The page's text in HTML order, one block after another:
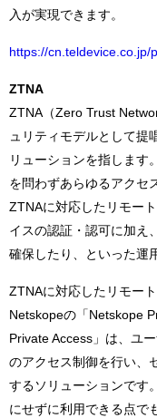
入が実現できます。
https://cn.teldevice.co.jp/
ZTNA
ZTNA（Zero Trust
ュリティモデルとして提
リューションを指します
を問わずあらゆるアクセ
ZTNAに対応したリモー
イスの認証・認可に加え
確保したり、といった運
ZTNAに対応したリモー
Netskopeの「Netskope
Private Access」は、ユ
のアクセス制御を行い、
するソリューションです
にせずに利用できる点で